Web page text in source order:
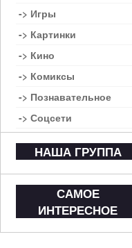
-> Игры
-> Картинки
-> Кино
-> Комиксы
-> Познавательное
-> Соцсети
НАША ГРУППА
САМОЕ
ИНТЕРЕСНОЕ